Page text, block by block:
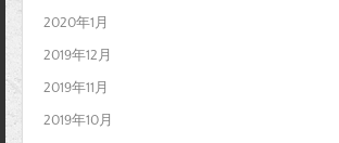
2020年1月
2019年12月
2019年11月
2019年10月